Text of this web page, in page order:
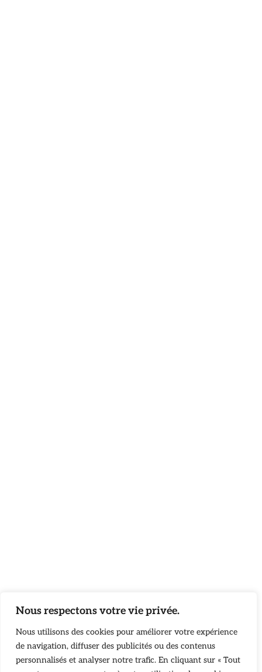
Nous respectons votre vie privée.
Nous utilisons des cookies pour améliorer votre expérience
de navigation, diffuser des publicités ou des contenus
personnalisés et analyser notre trafic. En cliquant sur « Tout